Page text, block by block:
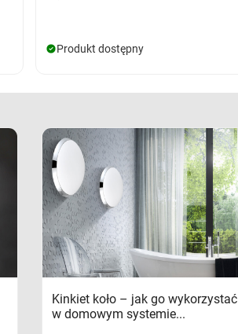
Produkt dostępny
Kinkiet koło – jak go wykorzystać
w domowym systemie...